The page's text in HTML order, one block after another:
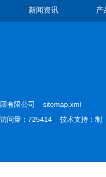
新闻资讯 产
团有限公司 sitemap.xml
问量：725414 技术支持： 制